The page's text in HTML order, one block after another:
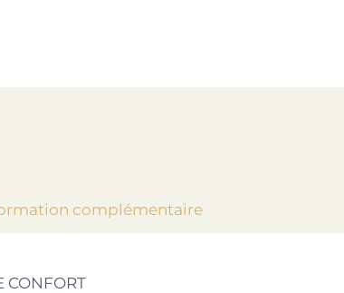
complémentaire
CONFORT